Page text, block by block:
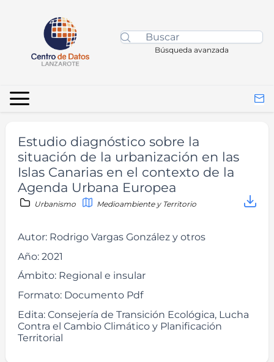
Búsqueda avanzada
Estudio diagnóstico sobre la
situación de la urbanización en las
Islas Canarias en el contexto de la
Agenda Urbana Europea
Urbanismo Medioambiente y Territorio
Autor: Rodrigo Vargas González y otros
Año: 2021
Ámbito: Regional e insular
Formato: Documento Pdf
Edita: Consejería de Transición Ecológica, Lucha
Contra el Cambio Climático y Planificación
Territorial